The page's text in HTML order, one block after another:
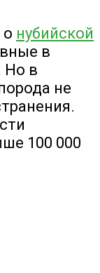
нубийской
в
Но в
не
100 000